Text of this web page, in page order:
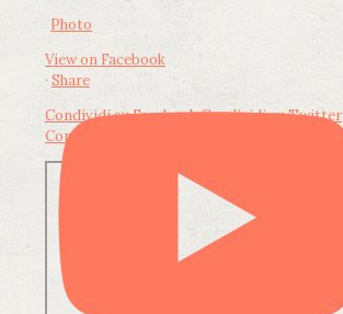
Photo
View on Facebook
· Share
Condividi su FacebookCondividi su Twitter
Condividi su LinkedIn